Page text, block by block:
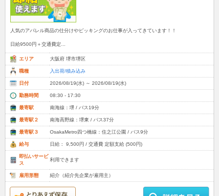
人気のアパレル商品の仕分けやピッキングのお仕事が入ってきています！！
日給9500円＋交通費定...
エリア 大阪府 堺市堺区
職種 入出荷/積み込み
日付 2026/08/19(水) ～ 2026/08/19(水)
勤務時間 08:30 - 17:30
最寄駅 南海線：堺 / バス19分
最寄駅２ 南海高野線：堺東 / バス37分
最寄駅３ OsakaMetro四つ橋線：住之江公園 / バス9分
給与 日給： 9,500円 / 交通費 定額支給 (500円)
即払いサービ
ス
利用できます
雇用形態 紹介（紹介先企業が雇用主）